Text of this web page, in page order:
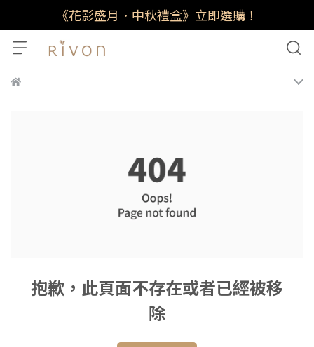
《花影盛月．中秋禮盒》立即選購！
抱歉，此頁面不存在或者已經被移
除